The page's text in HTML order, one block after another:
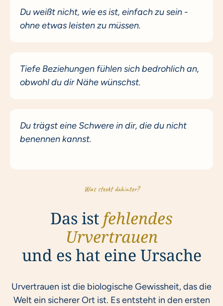
Du weißt nicht, wie es ist, einfach zu sein -
ohne etwas leisten zu müssen.
Tiefe Beziehungen fühlen sich bedrohlich an,
obwohl du dir Nähe wünschst.
Du trägst eine Schwere in dir, die du nicht
benennen kannst.
Was steckt dahinter?
Das ist fehlendes
Urvertrauen
und es hat eine Ursache
Urvertrauen ist die biologische Gewissheit, das die
Welt ein sicherer Ort ist. Es entsteht in den ersten